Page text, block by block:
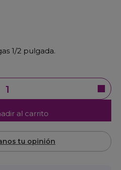
1/2 pulgada.
al carrito
tu opinión